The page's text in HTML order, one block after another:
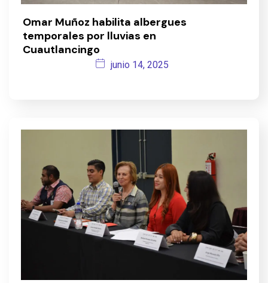
Omar Muñoz habilita albergues
temporales por lluvias en
Cuautlancingo
junio 14, 2025